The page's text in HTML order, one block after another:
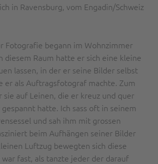
in Ravensburg, vom Engadin/Schweiz
Fotografie begann im Wohnzimmer
diesem Raum hatte er sich eine kleine
lassen, in der er seine Bilder selbst
er als Auftragsfotograf machte. Zum
sie auf Leinen, die er kreuz und quer
hatte. Ich sass oft in seinem
und sah ihm mit grossen
beim Aufhängen seiner Bilder
Luftzug bewegten sich diese
fast, als tanzte jeder der darauf